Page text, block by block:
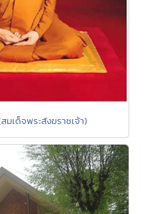
เด็จพระสังฆราชเจ้า)